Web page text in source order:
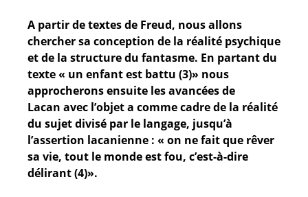
A partir de textes de Freud, nous allons
chercher sa conception de la réalité psychique
et de la structure du fantasme. En partant du
texte « un enfant est battu (3)» nous
approcherons ensuite les avancées de
Lacan avec l’objet a comme cadre de la réalité
du sujet divisé par le langage, jusqu’à
l’assertion lacanienne : « on ne fait que rêver
sa vie, tout le monde est fou, c’est-à-dire
délirant (4)».